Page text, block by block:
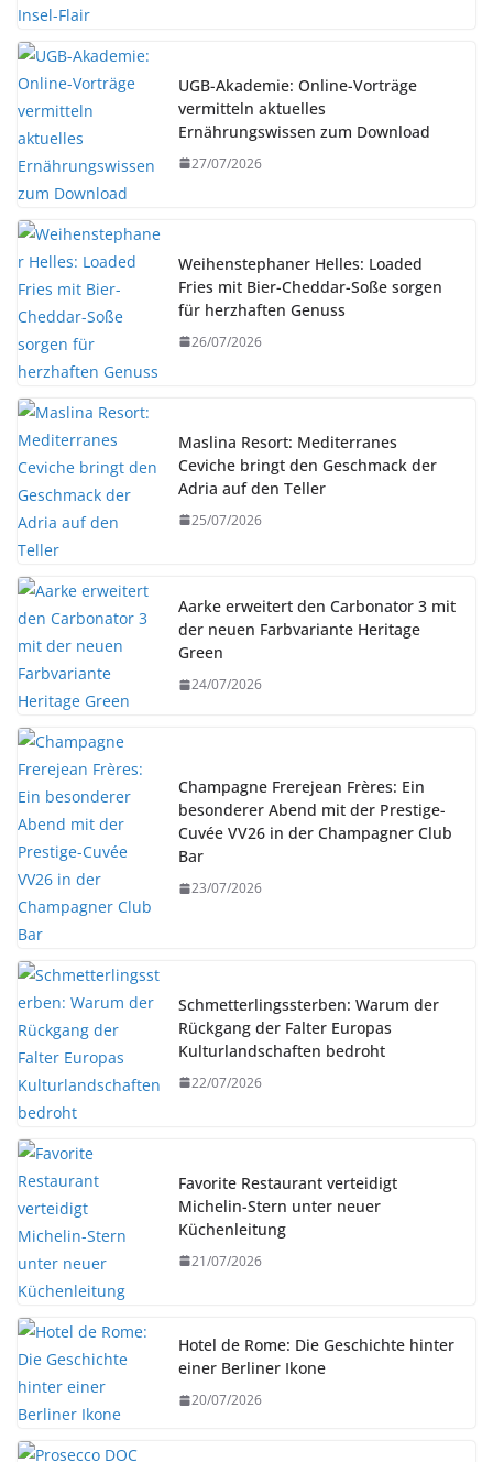
UGB-Akademie: Online-Vorträge
vermitteln aktuelles
Ernährungswissen zum Download
27/07/2026
Weihenstephaner Helles: Loaded
Fries mit Bier-Cheddar-Soße sorgen
für herzhaften Genuss
26/07/2026
Maslina Resort: Mediterranes
Ceviche bringt den Geschmack der
Adria auf den Teller
25/07/2026
Aarke erweitert den Carbonator 3 mit
der neuen Farbvariante Heritage
Green
24/07/2026
Champagne Frerejean Frères: Ein
besonderer Abend mit der Prestige-
Cuvée VV26 in der Champagner Club
Bar
23/07/2026
Schmetterlingssterben: Warum der
Rückgang der Falter Europas
Kulturlandschaften bedroht
22/07/2026
Favorite Restaurant verteidigt
Michelin-Stern unter neuer
Küchenleitung
21/07/2026
Hotel de Rome: Die Geschichte hinter
einer Berliner Ikone
20/07/2026